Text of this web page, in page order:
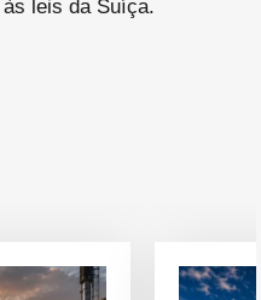
leis da Suíça.
Ver